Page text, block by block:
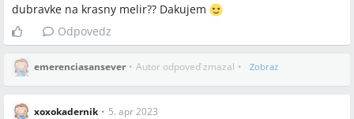
dubravke na krasny melir?? Dakujem
Odpovedz
emerenciasansever • Autor odpoveď zmazal • Zobraz
xoxokadernik • 5. apr 2023